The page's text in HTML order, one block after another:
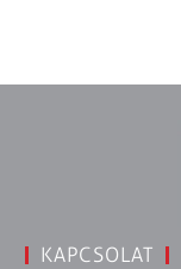
KAPCSOLAT